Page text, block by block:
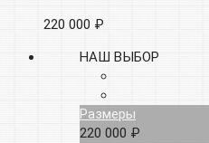
220 000 ₽
НАШ ВЫБОР
Размеры
220 000 ₽